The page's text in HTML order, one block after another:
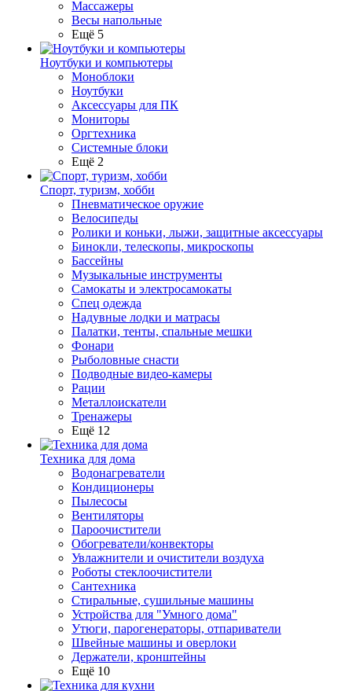
Массажеры
Весы напольные
Ещё 5
Ноутбуки и компьютеры
Моноблоки
Ноутбуки
Аксессуары для ПК
Мониторы
Оргтехника
Системные блоки
Ещё 2
Спорт, туризм, хобби
Пневматическое оружие
Велосипеды
Ролики и коньки, лыжи, защитные аксессуары
Бинокли, телескопы, микроскопы
Бассейны
Музыкальные инструменты
Самокаты и электросамокаты
Спец одежда
Надувные лодки и матрасы
Палатки, тенты, спальные мешки
Фонари
Рыболовные снасти
Подводные видео-камеры
Рации
Металлоискатели
Тренажеры
Ещё 12
Техника для дома
Водонагреватели
Кондиционеры
Пылесосы
Вентиляторы
Пароочистители
Обогреватели/конвекторы
Увлажнители и очистители воздуха
Роботы стеклоочистители
Сантехника
Стиральные, сушильные машины
Устройства для "Умного дома"
Утюги, парогенераторы, отпариватели
Швейные машины и оверлоки
Держатели, кронштейны
Ещё 10